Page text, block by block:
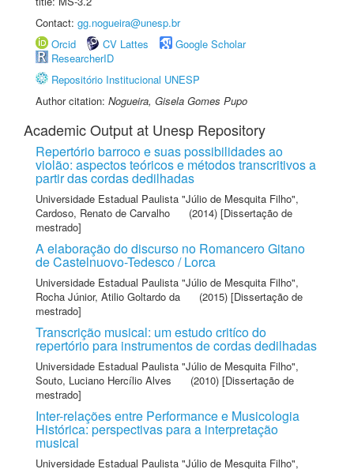
Contact: gg.nogueira@unesp.br
Orcid
CV Lattes
Google Scholar
ResearcherID
Repositório Institucional UNESP
Author citation: Nogueira, Gisela Gomes Pupo
Academic Output at Unesp Repository
Repertório barroco e suas possibilidades ao
violão: aspectos teóricos e métodos transcritivos a
partir das cordas dedilhadas
Universidade Estadual Paulista "Júlio de Mesquita Filho",
Cardoso, Renato de Carvalho
(2014) [Dissertação de
mestrado]
A elaboração do discurso no Romancero Gitano
de Castelnuovo-Tedesco / Lorca
Universidade Estadual Paulista "Júlio de Mesquita Filho",
Rocha Júnior, Atilio Goltardo da
(2015) [Dissertação de
mestrado]
Transcrição musical: um estudo critíco do
repertório para instrumentos de cordas dedilhadas
Universidade Estadual Paulista "Júlio de Mesquita Filho",
Souto, Luciano Hercílio Alves
(2010) [Dissertação de
mestrado]
Inter-relações entre Performance e Musicologia
Histórica: perspectivas para a interpretação
musical
Universidade Estadual Paulista "Júlio de Mesquita Filho",